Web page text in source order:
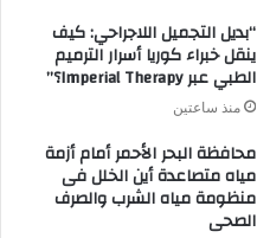
“بديل التجميل اللاجراحي: كيف
ينقل خبراء كوريا أسرار الترميم
الطبي عبر Imperial Therapy؟”
منذ ساعتين
محافظة البحر الأحمر أمام أزمة
مياه متصاعدة أين الخلل فى
منظومة مياه الشرب والصرف
الصحى